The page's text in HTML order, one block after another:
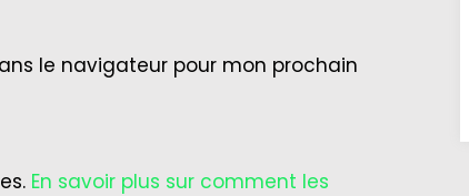
le navigateur pour mon prochain
En savoir plus sur comment les